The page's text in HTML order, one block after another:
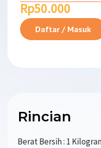
Rp50.000
Daftar / Masuk
Rincian
Berat Bersih : 1